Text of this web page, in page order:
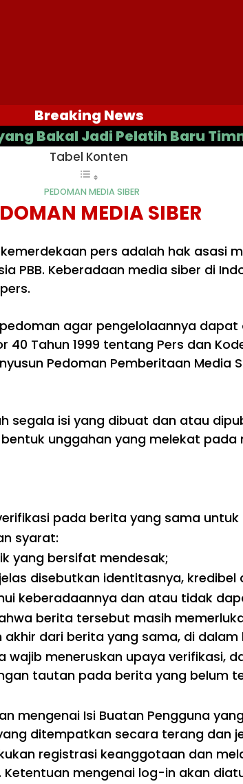
Breaking News
Jadi Pelatih Baru Timnas
Tabel Konten
PEDOMAN MEDIA SIBER
MEDIA SIBER
pers adalah hak asasi
PBB. Keberadaan media siber di
agar pengelolaannya
Tahun 1999 tentang Pers dan
Pedoman Pemberitaan Media
segala isi yang dibuat dan atau
unggahan yang melekat
pada berita yang sama
syarat:
yang bersifat mendesak;
disebutkan identitasnya, kredibel
keberadaannya dan atau tidak
berita tersebut masih
dari berita yang sama, di
meneruskan upaya verifikasi,
tautan pada berita yang belum
mengenai Isi Buatan Pengguna
ditempatkan secara terang dan
registrasi keanggotaan dan
mengenai log-in akan